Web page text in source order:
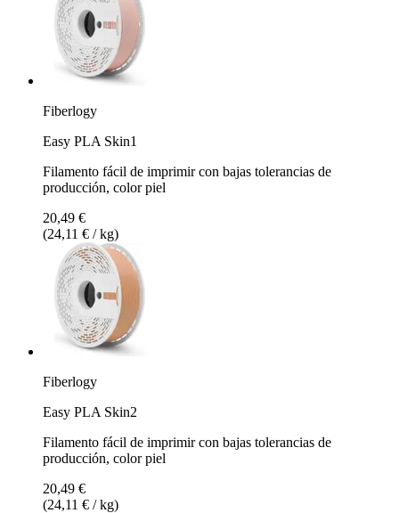
Fiberlogy
Easy PLA Skin1
Filamento fácil de imprimir con bajas tolerancias de
producción, color piel
20,49 €
(24,11 € / kg)
Fiberlogy
Easy PLA Skin2
Filamento fácil de imprimir con bajas tolerancias de
producción, color piel
20,49 €
(24,11 € / kg)